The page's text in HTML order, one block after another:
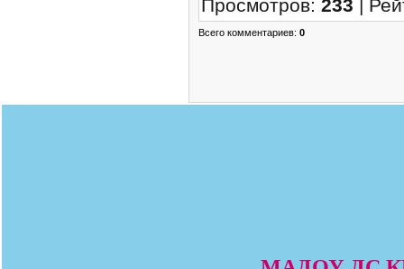
Просмотров: 233
Всего комментариев: 0